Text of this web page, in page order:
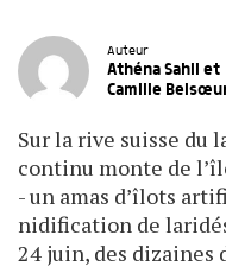
Auteur
Athéna Sahli et
Camille
Sur la rive suisse du
continu monte de
- un amas d’îlots
nidification de
24 juin, des dizaines